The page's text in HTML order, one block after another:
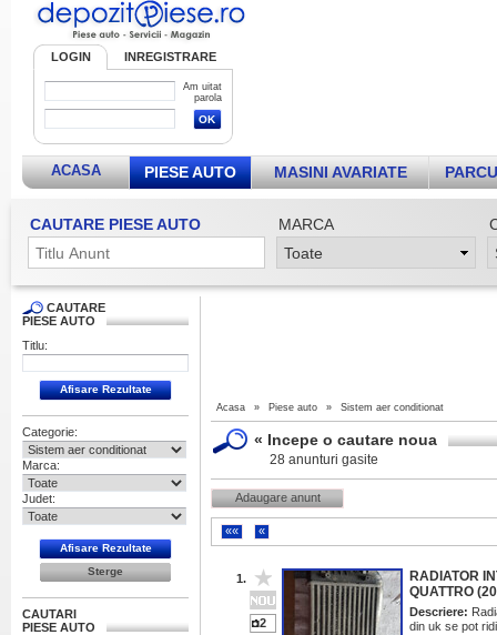
LOGIN INREGISTRARE
Am uitat
parola
ACASA PIESE AUTO MASINI AVARIATE
CAUTARE PIESE AUTO MARCA
CAUTARE
PIESE AUTO
Titlu:
Categorie:
Marca:
Judet:
CAUTARI
PIESE AUTO
Acasa » Piese auto » Sistem aer conditionat
« Incepe o cautare noua
28 anunturi gasite
Adaugare anunt
«« «
1.
2
RADIATOR
QUATTRO
Descriere:
din uk se pot